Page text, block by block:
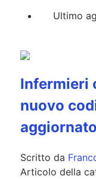
Ultimo
Infermieri
nuovo
aggiornato
Scritto da
Articolo della